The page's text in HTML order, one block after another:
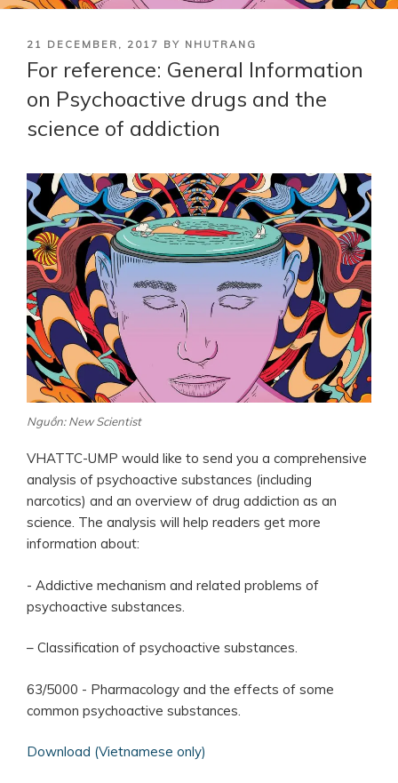
POSTED
ON
21 DECEMBER, 2017 BY NHUTRANG
For reference: General Information
on Psychoactive drugs and the
science of addiction
Nguồn: New Scientist
VHATTC-UMP would like to send you a comprehensive
analysis of psychoactive substances (including
narcotics) and an overview of drug addiction as an
science. The analysis will help readers get more
information about:
- Addictive mechanism and related problems of
psychoactive substances.
– Classification of psychoactive substances.
63/5000 - Pharmacology and the effects of some
common psychoactive substances.
Download (Vietnamese only)